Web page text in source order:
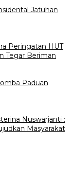
Jatuhan
Peringatan HUT
Tegar Beriman
Paduan
Nuswarjanti :
Masyarakat